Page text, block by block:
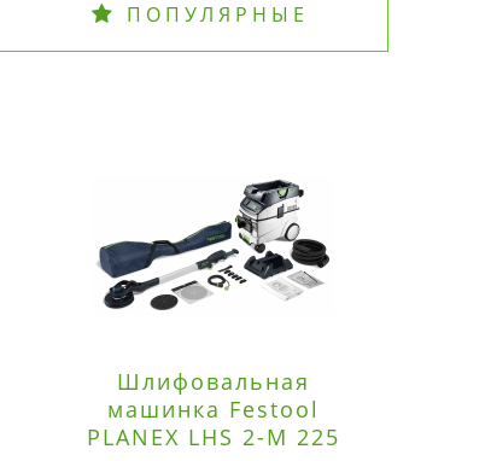
ПОПУЛЯРНЫЕ
Шлифовальная
машинка Festool
PLANEX LHS 2-M 225